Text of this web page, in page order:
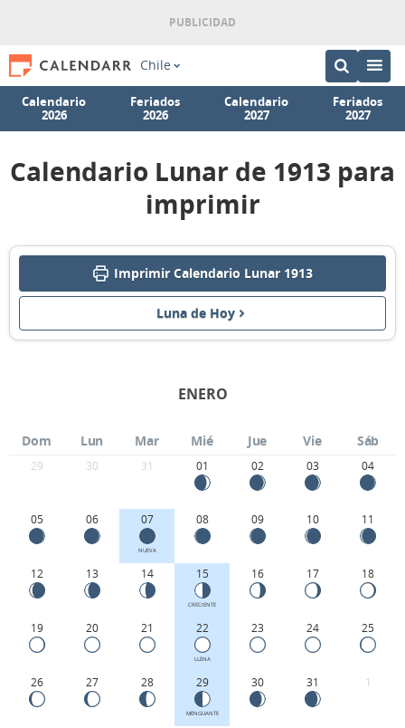
Chile
Calendario
2026
Feriados
2026
Calendario
2027
Feriados
2027
Calendario Lunar de 1913 para
imprimir
Imprimir Calendario Lunar 1913
Luna de Hoy
ENERO
Dom Lun Mar Mié Jue Vie Sáb
29 30 31 01 02 03 04
05 06 07
NUEVA
08 09 10 11
12 13 14 15
CRECIENTE
16 17 18
19 20 21 22
LLENA
23 24 25
26 27 28 29
MENGUANTE
30 31 1